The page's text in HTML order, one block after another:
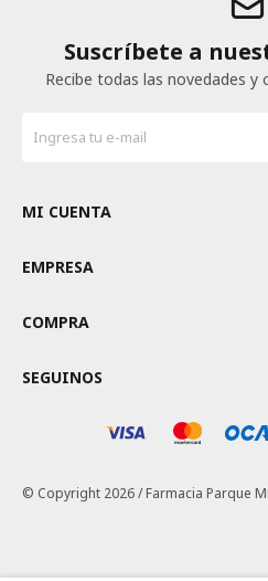
Suscríbete a
Recibe todas las novedades
MI CUENTA
EMPRESA
COMPRA
SEGUINOS
© Copyright 2026 / Farmacia Parque